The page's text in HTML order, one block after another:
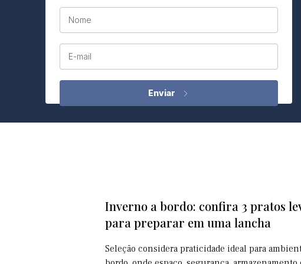
Nome
E-mail
Inverno a bordo: confira 3 pratos
para preparar em uma lancha
Seleção considera praticidade ideal para